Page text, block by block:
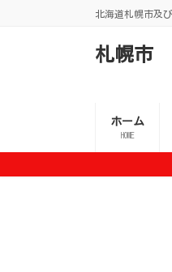
北海道札幌市及
札幌市
ホーム
HOME